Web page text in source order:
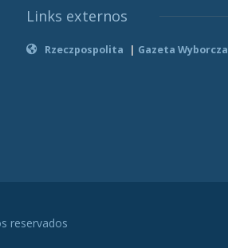
Links externos
Rzeczpospolita Gazeta Wyborcza
reservados